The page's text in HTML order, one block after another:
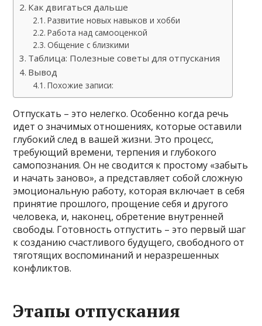
Как двигаться дальше
Развитие новых навыков и хобби
Работа над самооценкой
Общение с близкими
Таблица: Полезные советы для отпускания
Вывод
Похожие записи:
Отпускать – это нелегко. Особенно когда речь
идет о значимых отношениях, которые оставили
глубокий след в вашей жизни. Это процесс,
требующий времени, терпения и глубокого
самопознания. Он не сводится к простому «забыть
и начать заново», а представляет собой сложную
эмоциональную работу, которая включает в себя
принятие прошлого, прощение себя и другого
человека, и, наконец, обретение внутренней
свободы. Готовность отпустить – это первый шаг
к созданию счастливого будущего, свободного от
тяготящих воспоминаний и неразрешенных
конфликтов.
Этапы отпускания